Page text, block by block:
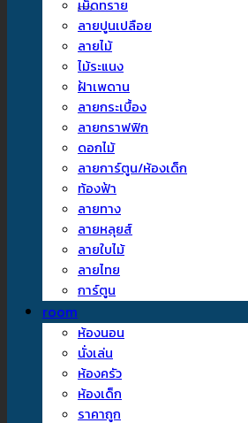
เม็ดทราย
ลายปูนเปลือย
ลายไม้
ไม้ระแนง
ฝ้าเพดาน
ลายกระเบื้อง
ลายกราฟฟิก
ดอกไม้
ลายการ์ตูน/ห้องเด็ก
ท้องฟ้า
ลายทาง
ลายหลุยส์
ลายใบไม้
ลายไทย
การ์ตูน
room
ห้องนอน
นั่งเล่น
ห้องครัว
ห้องเด็ก
ราคาถูก